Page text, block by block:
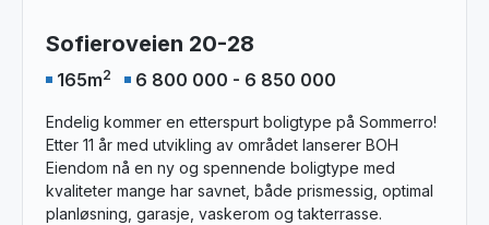
Sofieroveien 20-28
165m2 6 800 000 - 6 850 000
Endelig kommer en etterspurt boligtype på Sommerro!
Etter 11 år med utvikling av området lanserer BOH
Eiendom nå en ny og spennende boligtype med
kvaliteter mange har savnet, både prismessig, optimal
planløsning, garasje, vaskerom og takterrasse.